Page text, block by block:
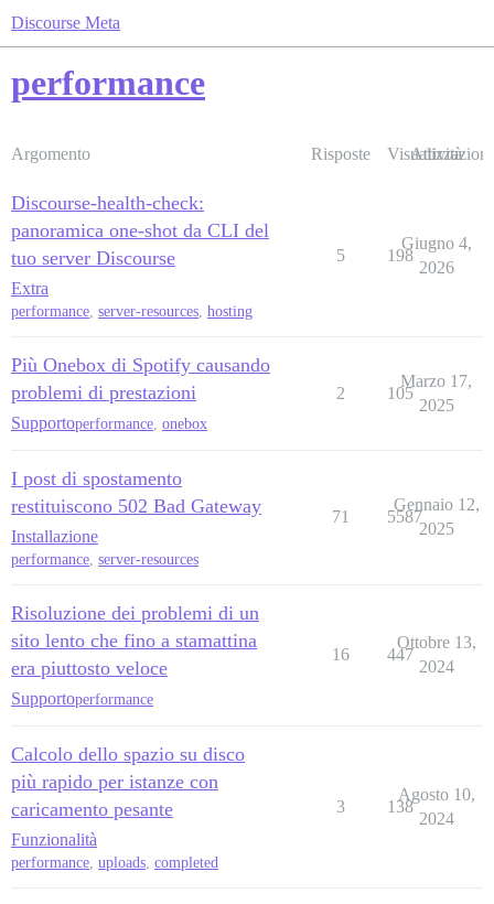
Discourse Meta
performance
Argomento Risposte Visualizzazioni
Attività
Discourse-health-check:
panoramica one-shot da CLI del
tuo server Discourse
Extra
performance, server-resources, hosting
5 198
Giugno 4,
2026
Più Onebox di Spotify causando
problemi di prestazioni
Supportoperformance onebox
2 105
Marzo 17,
2025
I post di spostamento
restituiscono 502 Bad Gateway
Installazione
performance, server-resources
71 5587
Gennaio 12,
2025
Risoluzione dei problemi di un
sito lento che fino a stamattina
era piuttosto veloce
Supportoperformance
16 447
Ottobre 13,
2024
Calcolo dello spazio su disco
più rapido per istanze con
caricamento pesante
Funzionalità
performance, uploads, completed
3 138
Agosto 10,
2024